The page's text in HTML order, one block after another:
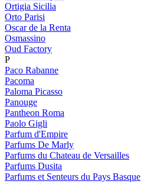
Ortigia Sicilia
Orto Parisi
Oscar de la Renta
Osmassino
Oud Factory
P
Paco Rabanne
Pacoma
Paloma Picasso
Panouge
Pantheon Roma
Paolo Gigli
Parfum d'Empire
Parfums De Marly
Parfums du Chateau de Versailles
Parfums Dusita
Parfums et Senteurs du Pays Basque